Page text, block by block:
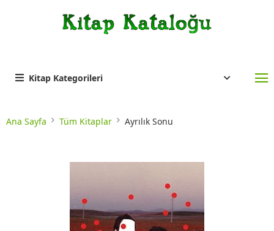
Kitap Kategorileri
Ana Sayfa Tüm Kitaplar Ayrılık Sonu